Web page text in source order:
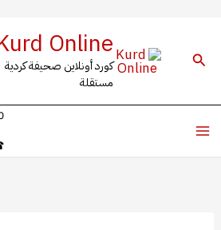
البحث Online
كورد أونلاين صحيفة كردية
مستقلة
10